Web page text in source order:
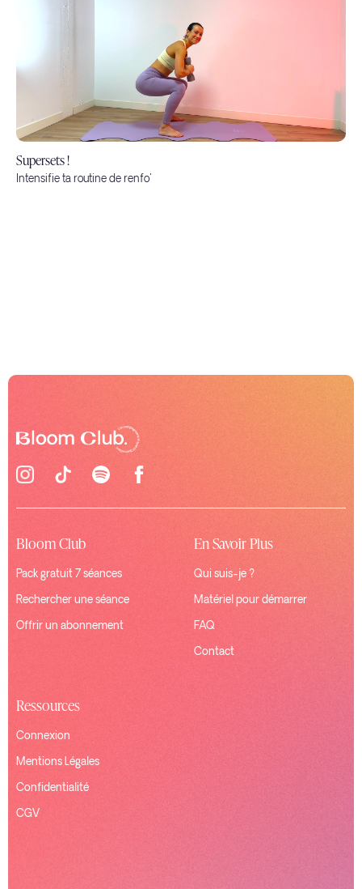
Supersets !
Intensifie ta routine de renfo'
Bloom Club
Pack gratuit 7 séances
Rechercher une séance
Offrir un abonnement
En Savoir Plus
Qui suis-je ?
Matériel pour démarrer
FAQ
Contact
Ressources
Connexion
Mentions Légales
Confidentialité
CGV